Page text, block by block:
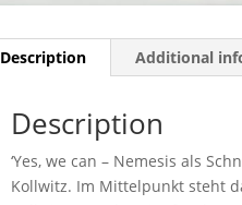
Description Additional
Description
‘Yes, we can – Nemesis als
Kollwitz. Im Mittelpunkt steht